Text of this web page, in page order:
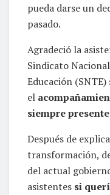
pueda darse un
pasado.
Agradeció la
Sindicato
Educación
el
siempre
Después de
transformación,
del actual
asistentes si